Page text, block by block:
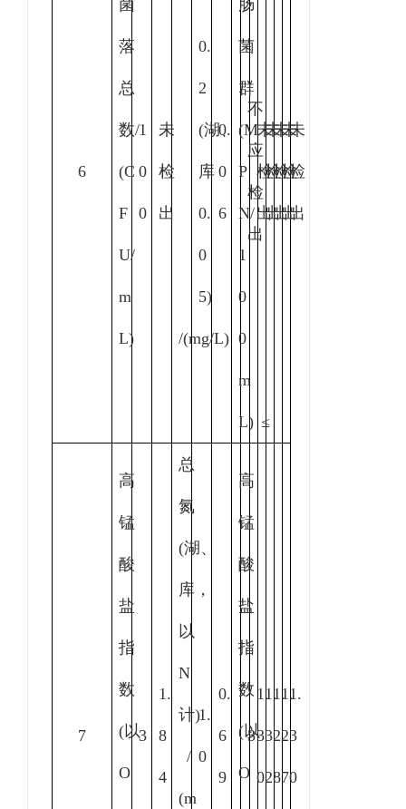
6
菌
落
总
数/
(C
F
U/
m
L)
1
0
0
未
检
出
/(mg/L)
≤
0.
2
(湖、
库
0.
0
5)
0.
0
6
肠
菌
群
(M
P
N/
1
0
0
m
L)
不
应
检
出
未
检
出
未
检
出
未
检
出
未
检
出
未
检
出
7
高
锰
酸
盐
指
数
(以
O
3
1.
8
4
总
氮
(湖、
库，
以
N
计)
/
(m
1.
0
0.
6
9
高
锰
酸
盐
指
数
(以
O
3
1.
3
0
1.
3
2
1.
2
8
1.
2
7
1.
3
0